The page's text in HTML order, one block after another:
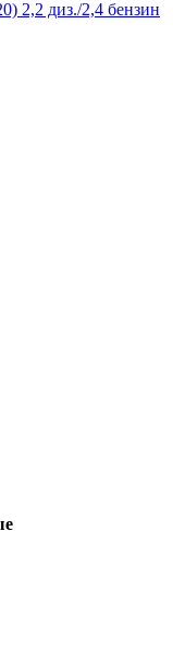
2,2 диз./2,4 бензин